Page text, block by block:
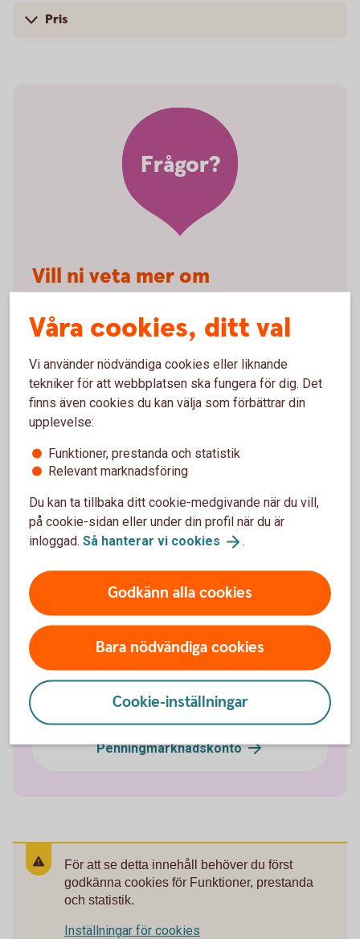
Pris
Vill ni veta mer om
Välkommen att kontakta Kundservice
Företag
Frågor?
Företagskonton
Företagskonto
Klientmedelskonto
Bankgironummer
Koncernkonto
Valutakonto
Penningmarknadskonto
För att se detta innehåll behöver du först
godkänna cookies för Funktioner, prestanda
och statistik.
Inställningar för cookies
Våra cookies, ditt val
Vi använder nödvändiga cookies eller liknande
tekniker för att webbplatsen ska fungera för dig. Det
finns även cookies du kan välja som förbättrar din
upplevelse:
Funktioner, prestanda och statistik
Relevant marknadsföring
Du kan ta tillbaka ditt cookie-medgivande när du vill,
på cookie-sidan eller under din profil när du är
inloggad. Så hanterar vi cookies .
Godkänn alla cookies
Bara nödvändiga cookies
Cookie-inställningar